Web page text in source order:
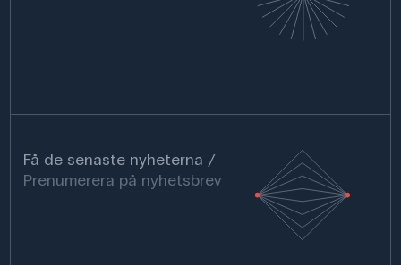
Få de senaste nyheterna
Prenumerera på nyhetsbrev